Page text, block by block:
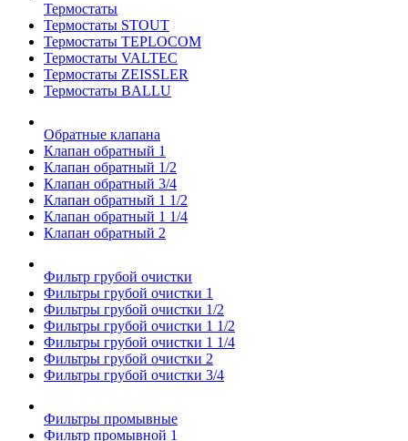
Термостаты
Термостаты STOUT
Термостаты TEPLOCOM
Термостаты VALTEC
Термостаты ZEISSLER
Термостаты BALLU
Обратные клапана
Клапан обратный 1
Клапан обратный 1/2
Клапан обратный 3/4
Клапан обратный 1 1/2
Клапан обратный 1 1/4
Клапан обратный 2
Фильтр грубой очистки
Фильтры грубой очистки 1
Фильтры грубой очистки 1/2
Фильтры грубой очистки 1 1/2
Фильтры грубой очистки 1 1/4
Фильтры грубой очистки 2
Фильтры грубой очистки 3/4
Фильтры промывные
Фильтр промывной 1